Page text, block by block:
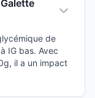
de
IG bas. Avec
il a un impact